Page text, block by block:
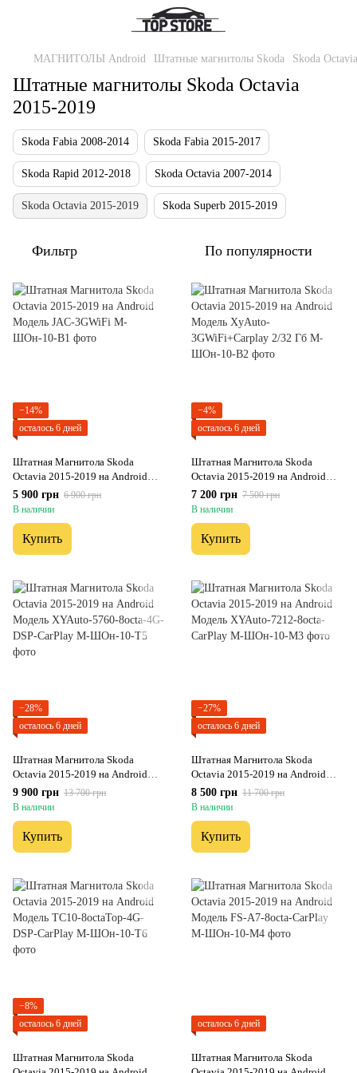
МАГНИТОЛЫ Android Штатные магнитолы Skoda Skoda
Штатные магнитолы Skoda Octavia
2015-2019
Skoda Fabia 2008-2014 Skoda Fabia 2015-2017
Skoda Rapid 2012-2018 Skoda Octavia 2007-2014
Skoda Octavia 2015-2019 Skoda Superb 2015-2019
Фильтр По популярности
−14%
осталось 6 дней
Штатная Магнитола Skoda
Octavia 2015-2019 на Android
Модель JAC-3GWiFi
5 900 грн 6 900 грн
В наличии
Купить
−4%
осталось 6 дней
Штатная Магнитола Skoda
Octavia 2015-2019 на Android
Модель XyAuto-3GWiFi+Carplay
2/32 Гб
7 200 грн 7 500 грн
В наличии
Купить
−28%
осталось 6 дней
Штатная Магнитола Skoda
Octavia 2015-2019 на Android
Модель XYAuto-5760-8octa-4G-
DSP-CarPlay
9 900 грн 13 700 грн
В наличии
Купить
−27%
осталось 6 дней
Штатная Магнитола Skoda
Octavia 2015-2019 на Android
Модель XYAuto-7212-8octa-
CarPlay
8 500 грн 11 700 грн
В наличии
Купить
−8%
осталось 6 дней
Штатная Магнитола Skoda
осталось 6 дней
Штатная Магнитола Skoda